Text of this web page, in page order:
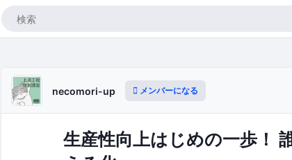
necomori-up メンバーになる
生産性向上はじめの一歩！